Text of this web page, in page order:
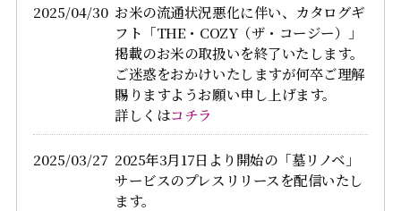
2025/04/30 お米の流通状況悪化に伴い、カタログギ
フト「THE・COZY（ザ・コージー）」
掲載のお米の取扱いを終了いたします。
ご迷惑をおかけいたしますが何卒ご理解
賜りますようお願い申し上げます。
詳しくはコチラ
2025/03/27 2025年3月17日より開始の「墓リノベ」
サービスのプレスリリースを配信いたし
ます。